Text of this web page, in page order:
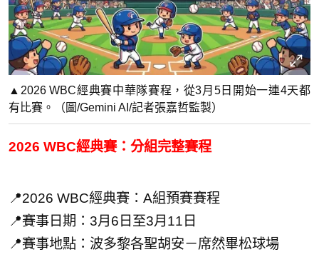
▲2026 WBC經典賽中華隊賽程，從3月5日開始一連4天都
有比賽。（圖/Gemini AI/記者張嘉哲監製）
2026 WBC經典賽：分組完整賽程
📍2026 WBC經典賽：A組預賽賽程
📍賽事日期：3月6日至3月11日
📍賽事地點：波多黎各聖胡安－席然畢松球場